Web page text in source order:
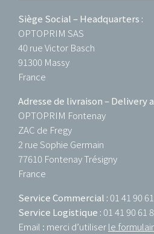
Siège Social – Headquarters :
OPTOPRIM SAS
40 rue Victor Basch
91300 Massy
France
Adresse de livraison – Delivery
OPTOPRIM Fontenay
ZAC de Fregy
2 rue Sophie Germain
77610 Fontenay Trésigny
France
Service Commercial : 01 41 90
Service Logistique : 01 41 90 61
Email : merci d’utiliserle